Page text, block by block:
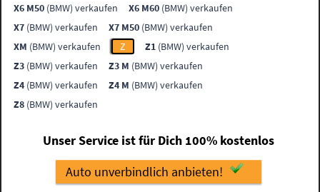
X6 M50 (BMW) verkaufen X6 M60 (BMW) verkaufen
X7 (BMW) verkaufen X7 M50 (BMW) verkaufen
XM (BMW) verkaufen Z Z1 (BMW) verkaufen
Z3 (BMW) verkaufen Z3 M (BMW) verkaufen
Z4 (BMW) verkaufen Z4 M (BMW) verkaufen
Z8 (BMW) verkaufen
Unser Service ist für Dich 100% kostenlos
Auto unverbindlich anbieten!